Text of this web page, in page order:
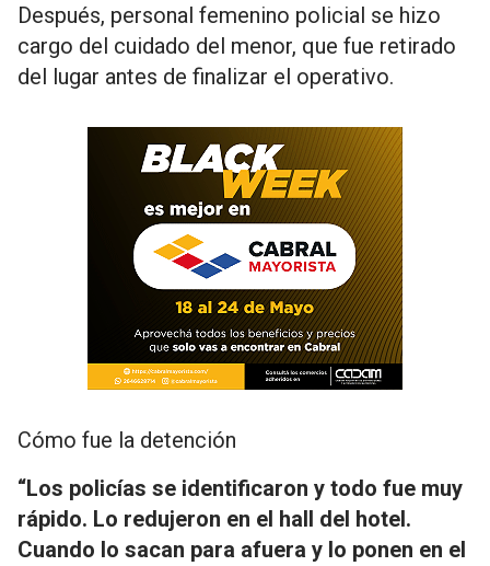
Después, personal femenino policial se hizo
cargo del cuidado del menor, que fue retirado
del lugar antes de finalizar el operativo.
Cómo fue la detención
“Los policías se identificaron y todo fue muy
rápido. Lo redujeron en el hall del hotel.
Cuando lo sacan para afuera y lo ponen en el